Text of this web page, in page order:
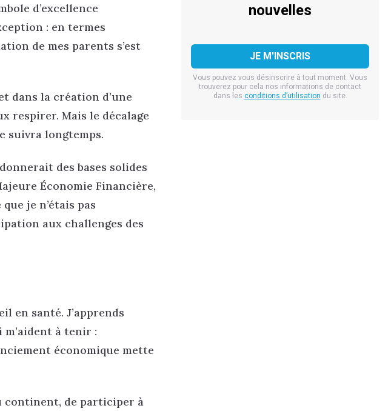
d’excellence
: en termes
de mes parents s’est
dans la création d’une
respirer. Mais le décalage
suivra longtemps.
des bases solides
Économie Financière,
je n’étais pas
aux challenges des
en santé. J’apprends
m’aident à tenir :
économique mette
continent, de participer à
nouvelles
Vous pouvez vous désinscrire à tout moment. Vous
trouverez pour cela nos informations de contact
dans les conditions d’utilisation du site.